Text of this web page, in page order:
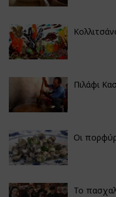
Πιλάφι
Οι
Το